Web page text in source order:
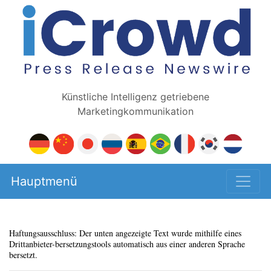
Künstliche Intelligenz getriebene
Marketingkommunikation
Hauptmenü
Haftungsausschluss: Der unten angezeigte Text wurde mithilfe eines
Drittanbieter-bersetzungstools automatisch aus einer anderen Sprache
bersetzt.